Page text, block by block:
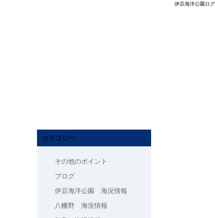
伊豆海洋公園ログ
カテゴリー
その他のポイント
ブログ
伊豆海洋公園 海況情報
八幡野 海況情報